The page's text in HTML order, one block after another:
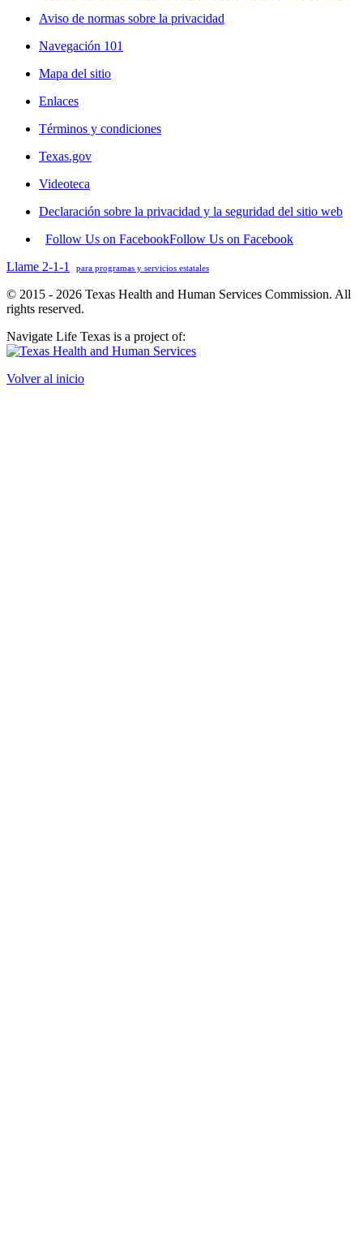
Aviso de normas sobre la privacidad
Navegación 101
Mapa del sitio
Enlaces
Términos y condiciones
Texas.gov
Videoteca
Declaración sobre la privacidad y la seguridad del sitio web
Follow Us on FacebookFollow Us on Facebook
Llame 2-1-1
para programas y servicios estatales
© 2015 - 2026 Texas Health and Human Services Commission. All
rights reserved.
Navigate Life Texas is a project of:
Volver al inicio